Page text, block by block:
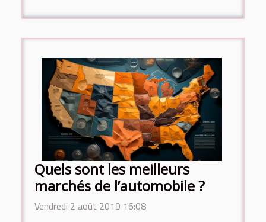
Quels sont les meilleurs
marchés de l’automobile ?
Vendredi 2 août 2019 16:08